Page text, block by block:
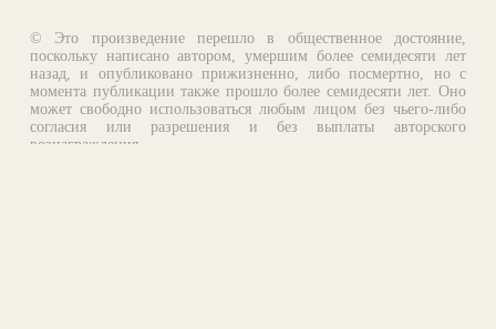
© Это произведение перешло в общественное достояние,
поскольку написано автором, умершим более семидесяти лет
назад, и опубликовано прижизненно, либо посмертно, но с
момента публикации также прошло более семидесяти лет. Оно
может свободно использоваться любым лицом без чьего-либо
согласия или разрешения и без выплаты авторского
вознаграждения.